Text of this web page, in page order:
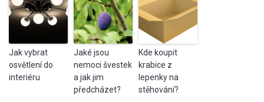
Jak vybrat
osvětlení do
interiéru
Jaké jsou
nemoci švestek
a jak jim
předcházet?
Kde koupit
krabice z
lepenky na
stěhování?